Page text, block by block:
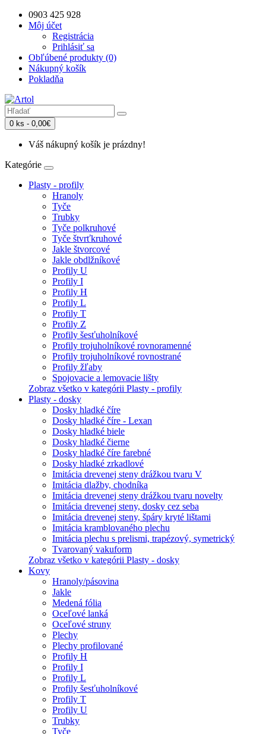
0903 425 928
Môj účet
Registrácia
Prihlásiť sa
Obľúbené produkty (0)
Nákupný košík
Pokladňa
0 ks - 0,00€
Váš nákupný košík je prázdny!
Kategórie
Plasty - profily
Hranoly
Tyče
Trubky
Tyče polkruhové
Tyče štvrťkruhové
Jakle štvorcové
Jakle obdlžníkové
Profily U
Profily I
Profily H
Profily L
Profily T
Profily Z
Profily šesťuholníkové
Profily trojuholníkové rovnoramenné
Profily trojuholníkové rovnostrané
Profily žľaby
Spojovacie a lemovacie lišty
Zobraz všetko v kategórii Plasty - profily
Plasty - dosky
Dosky hladké číre
Dosky hladké číre - Lexan
Dosky hladké biele
Dosky hladké čierne
Dosky hladké číre farebné
Dosky hladké zrkadlové
Imitácia drevenej steny drážkou tvaru V
Imitácia dlažby, chodníka
Imitácia drevenej steny drážkou tvaru novelty
Imitácia drevenej steny, dosky cez seba
Imitácia drevenej steny, špáry kryté lištami
Imitácia kramblovaného plechu
Imitácia plechu s prelismi, trapézový, symetrický
Tvarovaný vakuform
Zobraz všetko v kategórii Plasty - dosky
Kovy
Hranoly/pásovina
Jakle
Medená fólia
Oceľové lanká
Oceľové struny
Plechy
Plechy profilované
Profily H
Profily I
Profily L
Profily šesťuholníkové
Profily T
Profily U
Trubky
Tyče